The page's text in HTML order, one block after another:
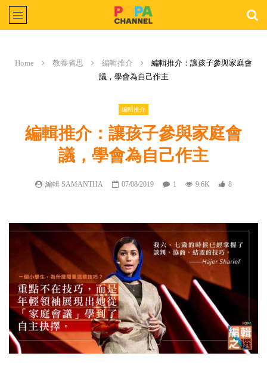
Home 教養省思 編輯推介
編輯推介：讓孩子參與家庭會
議，學會為自己作主
編輯推介
編輯推介：讓孩子參與家庭會
議，學會為自己作主
編輯 SAMANTHA 07/08/2019 1 9.6K 8